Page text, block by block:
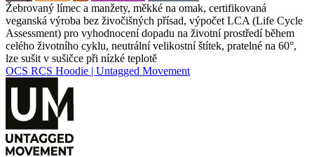
Žebrovaný límec a manžety, měkké na omak, certifikovaná
veganská výroba bez živočišných přísad, výpočet LCA (Life Cycle
Assessment) pro vyhodnocení dopadu na životní prostředí během
celého životního cyklu, neutrální velikostní štítek, pratelné na 60°,
lze sušit v sušičce při nízké teplotě
OCS RCS Hoodie | Untagged Movement